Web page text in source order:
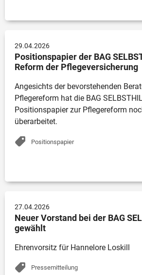
29.04.2026
Positionspapier der BAG
Reform der Pflegeversicherung
Angesichts der bevorstehenden
Pflegereform hat die BAG
Positionspapier zur Pflegereform
überarbeitet.
Positionspapier
27.04.2026
Neuer Vorstand bei der BAG
gewählt
Ehrenvorsitz für Hannelore Loskill
Pressemitteilung